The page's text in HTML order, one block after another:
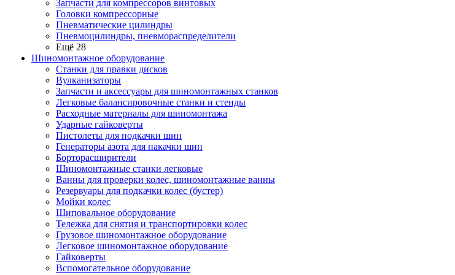
Запчасти для компрессоров винтовых
Головки компрессорные
Пневматические цилиндры
Пневмоцилиндры, пневмораспределители
Ещё 28
Шиномонтажное оборудование
Станки для правки дисков
Вулканизаторы
Запчасти и аксессуары для шиномонтажных станков
Легковые балансировочные станки и стенды
Расходные материалы для шиномонтажа
Ударные гайковерты
Пистолеты для подкачки шин
Генераторы азота для накачки шин
Борторасширители
Шиномонтажные станки легковые
Ванны для проверки колес, шиномонтажные ванны
Резервуары для подкачки колес (бустер)
Мойки колес
Шиповальное оборудование
Тележка для снятия и транспортировки колес
Грузовое шиномонтажное оборудование
Легковое шиномонтажное оборудование
Гайковерты
Вспомогательное оборудование